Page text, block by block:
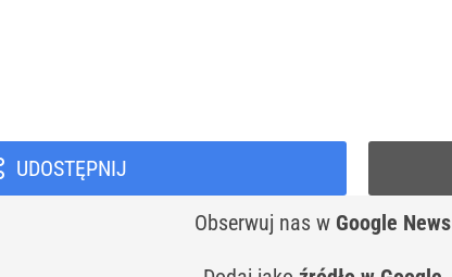
UDOSTĘPNIJ
Obserwuj nas w Google News